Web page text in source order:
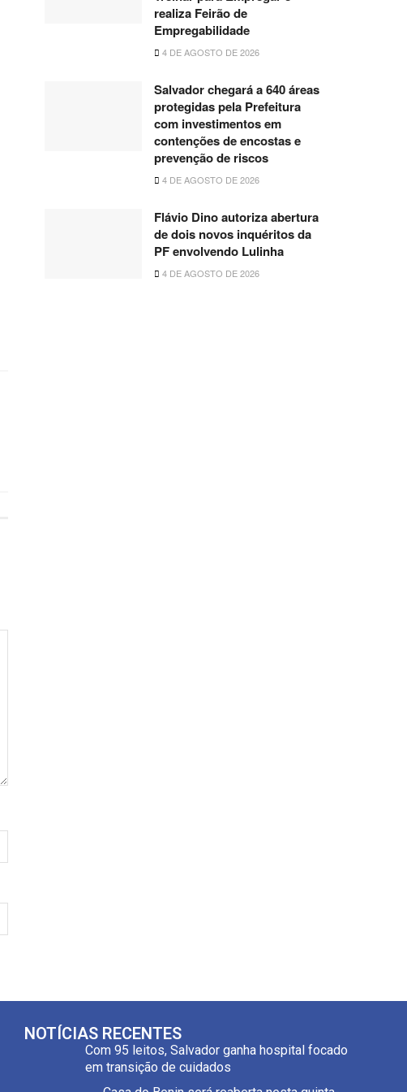
realiza Feirão de
Empregabilidade
4 DE AGOSTO DE 2026
Salvador chegará a 640 áreas
protegidas pela Prefeitura
com investimentos em
contenções de encostas e
prevenção de riscos
4 DE AGOSTO DE 2026
Flávio Dino autoriza abertura
de dois novos inquéritos da
PF envolvendo Lulinha
4 DE AGOSTO DE 2026
NOTÍCIAS RECENTES
Com 95 leitos, Salvador ganha hospital focado
em transição de cuidados